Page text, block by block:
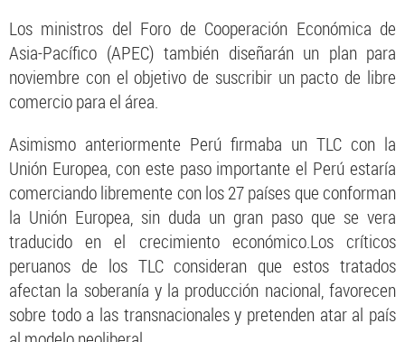
Los ministros del Foro de Cooperación Económica de
Asia-Pacífico (APEC) también diseñarán un plan para
noviembre con el objetivo de suscribir un pacto de libre
comercio para el área.
Asimismo anteriormente Perú firmaba un TLC con la
Unión Europea, con este paso importante el Perú estaría
comerciando libremente con los 27 países que conforman
la Unión Europea, sin duda un gran paso que se vera
traducido en el crecimiento económico.Los críticos
peruanos de los TLC consideran que estos tratados
afectan la soberanía y la producción nacional, favorecen
sobre todo a las transnacionales y pretenden atar al país